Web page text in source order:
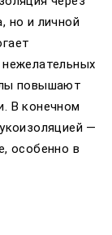
но и личной
повышают
В конечном
—
особенно в